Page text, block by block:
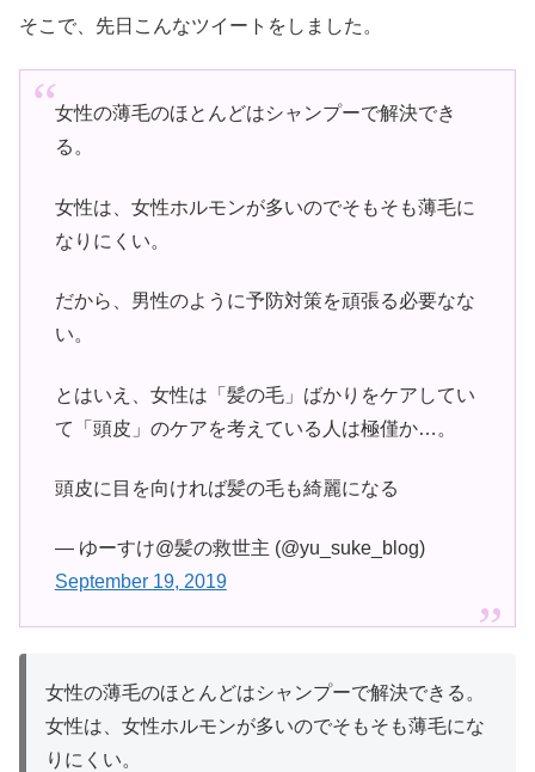
そこで、先日こんなツイートをしました。
女性の薄毛のほとんどはシャンプーで解決でき
る。
女性は、女性ホルモンが多いのでそもそも薄毛に
なりにくい。
だから、男性のように予防対策を頑張る必要なな
い。
とはいえ、女性は「髪の毛」ばかりをケアしてい
て「頭皮」のケアを考えている人は極僅か…。
頭皮に目を向ければ髪の毛も綺麗になる
— ゆーすけ@髪の救世主 (@yu_suke_blog)
September 19, 2019
女性の薄毛のほとんどはシャンプーで解決できる。
女性は、女性ホルモンが多いのでそもそも薄毛にな
りにくい。